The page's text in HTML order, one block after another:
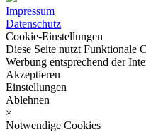
Impressum
Datenschutz
Cookie-Einstellungen
Diese Seite nutzt Funktionale
Werbung entsprechend der
Akzeptieren
Einstellungen
Ablehnen
×
Notwendige Cookies